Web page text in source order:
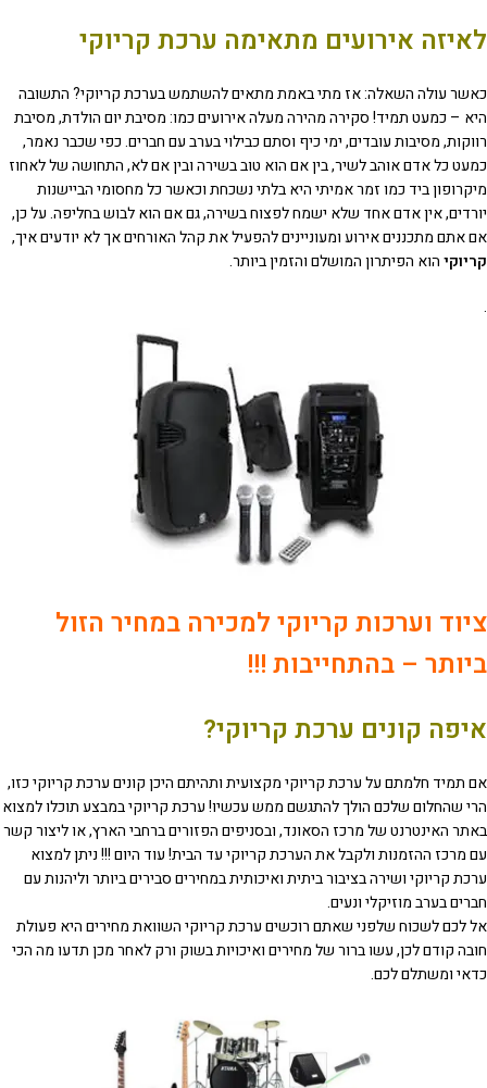
לאיזה אירועים מתאימה ערכת קריוקי
כאשר עולה השאלה: אז מתי באמת מתאים להשתמש בערכת קריוקי? התשובה
היא – כמעט תמיד! סקירה מהירה מעלה אירועים כמו: מסיבת יום הולדת, מסיבת
רווקות, מסיבות עובדים, ימי כיף וסתם כבילוי בערב עם חברים. כפי שכבר נאמר,
כמעט כל אדם אוהב לשיר, בין אם הוא טוב בשירה ובין אם לא, התחושה של לאחוז
מיקרופון ביד כמו זמר אמיתי היא בלתי נשכחת וכאשר כל מחסומי הביישנות
יורדים, אין אדם אחד שלא ישמח לפצוח בשירה, גם אם הוא לבוש בחליפה. על כן,
אם אתם מתכננים אירוע ומעוניינים להפעיל את קהל האורחים אך לא יודעים איך,
קריוקיהוא הפיתרון המושלם והזמין ביותר.
.
ציוד וערכות קריוקי למכירה במחיר הזול
ביותר – בהתחייבות !!!
איפה קונים ערכת קריוקי?
אם תמיד חלמתם על ערכת קריוקי מקצועית ותהיתם היכן קונים ערכת קריוקי כזו,
הרי שהחלום שלכם הולך להתגשם ממש עכשיו! ערכת קריוקי במבצע תוכלו למצוא
באתר האינטרנט של מרכז הסאונד, ובסניפים הפזורים ברחבי הארץ, או ליצור קשר
עם מרכז ההזמנות ולקבל את הערכת קריוקי עד הבית! עוד היום !!! ניתן למצוא
ערכת קריוקי ושירה בציבור ביתית ואיכותית במחירים סבירים ביותר וליהנות עם
חברים בערב מוזיקלי ונעים.
אל לכם לשכוח שלפני שאתם רוכשים ערכת קריוקי השוואת מחירים היא פעולת
חובה קודם לכן, עשו ברור של מחירים ואיכויות בשוק ורק לאחר מכן תדעו מה הכי
כדאי ומשתלם לכם.